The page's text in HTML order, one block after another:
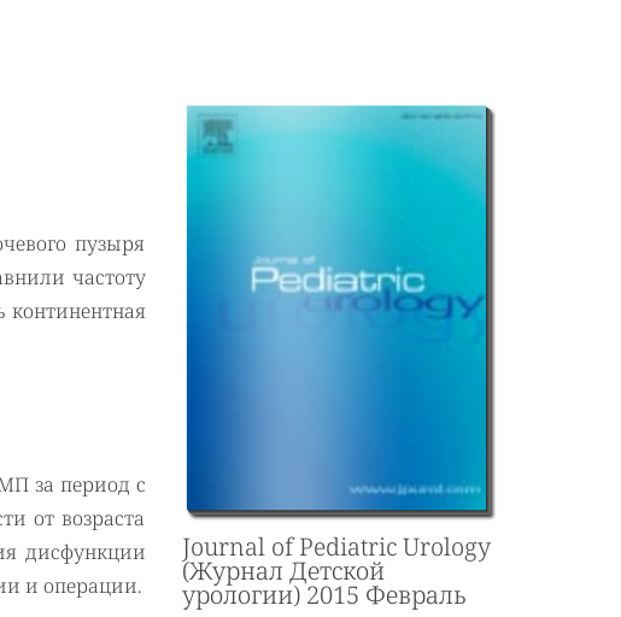
пузыря
частоту
континентная
за период с
от возраста
дисфункции
и операции.
Journal of Pediatric Urology
(Журнал Детской
урологии) 2015 Февраль